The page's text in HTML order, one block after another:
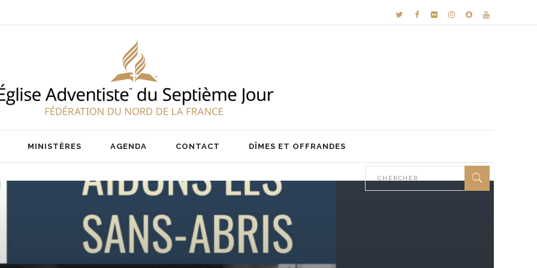
NOTRE ÉQUIPE
MINISTÈRES AGENDA CONTACT DÎMES ET OFFRANDES
NOTRE ÉQUIPE